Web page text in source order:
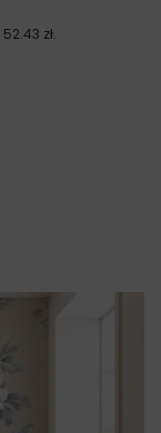
52.43 zł.